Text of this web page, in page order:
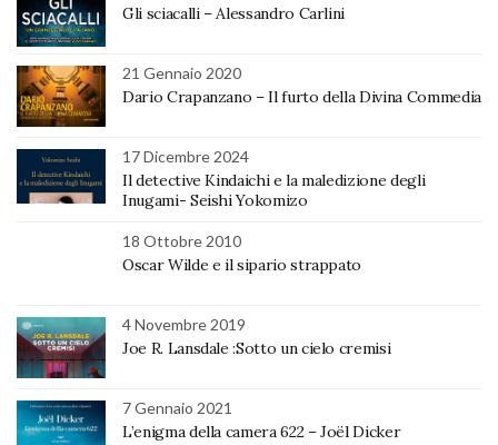
Gli sciacalli – Alessandro Carlini
21 Gennaio 2020
Dario Crapanzano – Il furto della Divina Commedia
17 Dicembre 2024
Il detective Kindaichi e la maledizione degli
Inugami- Seishi Yokomizo
18 Ottobre 2010
Oscar Wilde e il sipario strappato
4 Novembre 2019
Joe R. Lansdale :Sotto un cielo cremisi
7 Gennaio 2021
L’enigma della camera 622 – Joël Dicker